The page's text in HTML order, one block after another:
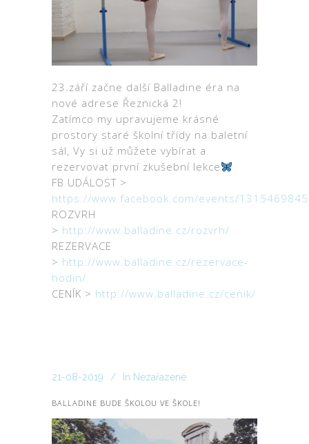
23.září začne další Balladine éra na
nové adrese Řeznická 2!
Zatímco my upravujeme krásné
prostory staré školní třídy na baletní
sál, Vy si už můžete vybírat a
rezervovat první zkušební lekce
FB UDÁLOST >
https://www.facebook.com/events/
ROZVRH
> http://www.balladine.cz/rozvrh/
REZERVACE
> http://www.balladine.cz/rezervace-
hodin/
CENÍK > http://www.balladine.cz/cenik/
21-08-2019 In Nezařazené
BALLADINE BUDE ŠKOLOU VE ŠKOLE!